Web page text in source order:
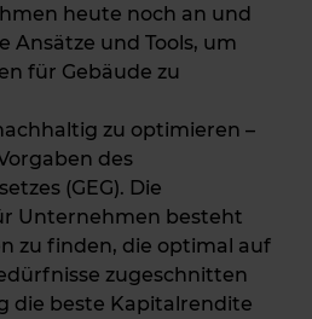
heute noch an und
Ansätze und Tools, um
für Gebäude zu
zu optimieren –
des
(GEG). Die
Unternehmen besteht
zu finden, die optimal auf
zugeschnitten
die beste Kapitalrendite